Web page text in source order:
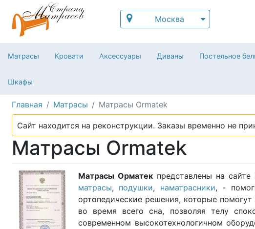
Москва
Матрасы Кровати Аксессуары Диваны Постельное
Шкафы
Главная Матрасы Матрасы Ormatek
Сайт находится на реконструкции. Заказы временно не
Матрасы Ormatek
Матрасы Орматек представлены на
матрасы, подушки, наматрасники, -
ортопедические решения, которые
во время всего сна, позволяя телу
современном высокотехнологичном